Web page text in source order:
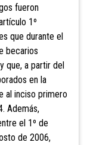
fueron
1º
que durante el
becarios
que, a partir del
en la
al inciso primero
Además,
el 1º de
de 2006,